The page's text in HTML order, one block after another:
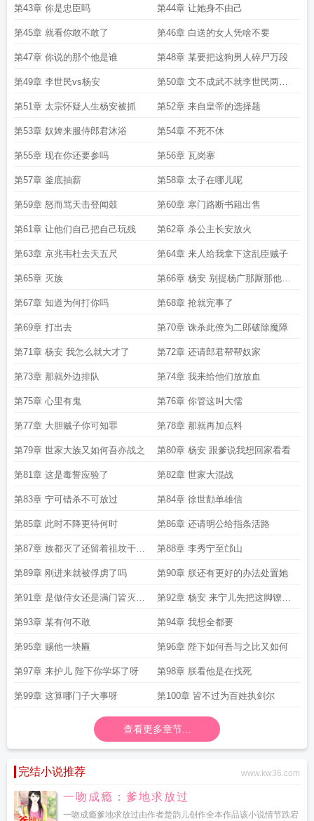
女人
第43章 你是忠臣吗 第44章 让她身不由己
第45章 就看你敢不敢了 第46章 白送的女人凭啥不要
第47章 你说的那个他是谁 第48章 某要把这狗男人碎尸万段
第49章 李世民vs杨安 第50章 文不成武不就李世民两战
两败
第51章 太宗怀疑人生杨安被抓 第52章 来自皇帝的选择题
第53章 奴婢来服侍郎君沐浴 第54章 不死不休
第55章 现在你还要参吗 第56章 瓦岗寨
第57章 釜底抽薪 第58章 太子在哪儿呢
第59章 怒而骂天击登闻鼓 第60章 寒门路断书籍出售
第61章 让他们自己把自己玩残 第62章 杀公主长安放火
第63章 京兆韦杜去天五尺 第64章 来人给我拿下这乱臣贼子
第65章 灭族 第66章 杨安 别提杨广那厮那他娘
就是个憨儿
第67章 知道为何打你吗 第68章 抢就完事了
第69章 打出去 第70章 诛杀此僚为二郎破除魔障
第71章 杨安 我怎么就大才了 第72章 还请郎君帮帮奴家
第73章 那就外边排队 第74章 我来给他们放放血
第75章 心里有鬼 第76章 你管这叫大儒
第77章 大胆贼子你可知罪 第78章 那就再加点料
第79章 世家大族又如何吾亦战之 第80章 杨安 跟爹说我想回家看看
第81章 这是毒誓应验了 第82章 世家大混战
第83章 宁可错杀不可放过 第84章 徐世勣单雄信
第85章 此时不降更待何时 第86章 还请明公给指条活路
第87章 族都灭了还留着祖坟干甚
挖
第88章 李秀宁至邙山
第89章 刚进来就被俘虏了吗 第90章 朕还有更好的办法处置她
第91章 是做侍女还是满门皆灭你
自己选
第92章 杨安 来宁儿先把这脚镣戴
上
第93章 某有何不敢 第94章 我想全都要
第95章 赐他一块匾 第96章 陛下如何吾与之比又如何
第97章 来护儿 陛下你学坏了呀 第98章 朕看他是在找死
第99章 这算哪门子大事呀 第100章 皆不过为百姓执剑尔
查看更多章节...
完结小说推荐 www.kw36.com
一吻成瘾：爹地求放过
一吻成瘾爹地求放过由作者楚韵儿创作全本作品该小说情节跌宕